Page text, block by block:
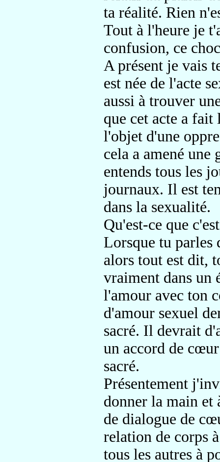
ta réalité. Rien
Tout à l'heure je
confusion, ce
A présent je vais
est née de l'acte
aussi à trouver
que cet acte a
l'objet d'une
cela a amené une
entends tous les
journaux. Il est
dans la sexualité.
Qu'est-ce que
Lorsque tu
alors tout est dit,
vraiment dans un
l'amour avec ton
d'amour sexuel
sacré. Il devrait
un accord de
sacré.
Présentement
donner la main et
de dialogue de
relation de corps
tous les autres à